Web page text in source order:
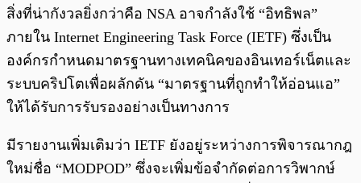
สิ่งที่น่ากังวลยิ่งกว่าคือ NSA อาจกำลังใช้ “อิทธิพล”
ภายใน Internet Engineering Task Force (IETF) ซึ่งเป็น
องค์กรกำหนดมาตรฐานทางเทคนิคของอินเทอร์เน็ตและ
ระบบคริปโตเพื่อผลักดัน “มาตรฐานที่ถูกทำให้อ่อนแอ”
ให้ได้รับการรับรองอย่างเป็นทางการ
มีรายงานเพิ่มเติมว่า IETF ยังอยู่ระหว่างการพิจารณากฎ
ใหม่ชื่อ “MODPOD” ซึ่งจะเพิ่มข้อจำกัดต่อการวิพากษ์